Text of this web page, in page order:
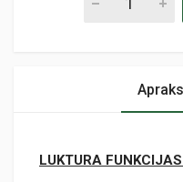
LUKTURA